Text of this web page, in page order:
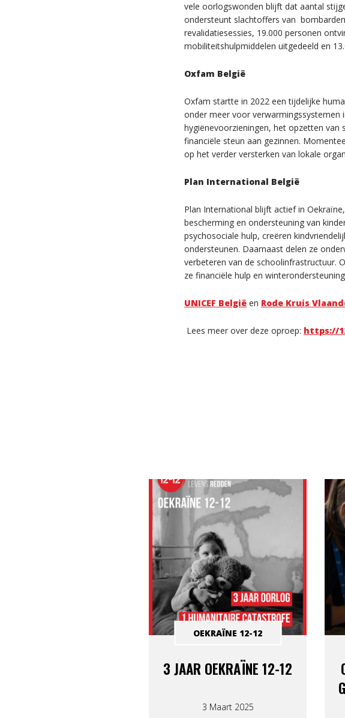
vele oorlogswonden blijft dat aantal
ondersteunt slachtoffers van
revalidatiesessies, 19.000 personen
mobiliteitshulpmiddelen uitgedeeld en
Oxfam België
Oxfam startte in 2022 een tijdelijke
onder meer voor verwarmingssystemen
hygiënevoorzieningen, het opzetten van
financiële steun aan gezinnen.
op het verder versterken van lokale
Plan International België
Plan International blijft actief in
bescherming en ondersteuning van
psychosociale hulp, creëren
ondersteunen. Daarnaast delen ze
verbeteren van de schoolinfrastructuur.
ze financiële hulp en
UNICEF België en Rode Kruis
Lees meer over deze oproep: https://
3 JAAR OEKRAÏNE 12-12
3 Maart 2025
OEKRAÏNE 12-12